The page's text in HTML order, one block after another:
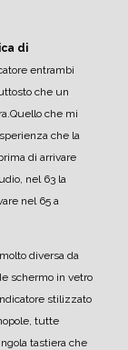
di
entrambi
che un
Quello che mi
che la
di arrivare
nel 63 la
nel 65 a
diversa da
schermo in vetro
stilizzato
tutte
tastiera che